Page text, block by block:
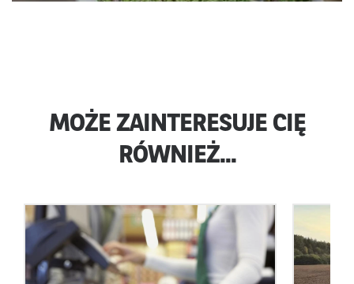
MOŻE ZAINTERESUJE CIĘ
RÓWNIEŻ...